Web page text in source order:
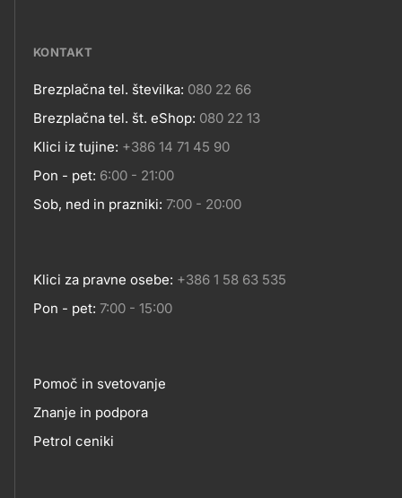
KONTAKT
Kontakt
Brezplačna tel. številka: 080 22 66
Brezplačna tel. št. eShop: 080 22 13
Klici iz tujine: +386 14 71 45 90
Pon - pet: 6:00 - 21:00
Sob, ned in prazniki: 7:00 - 20:00
Klici za pravne osebe: +386 1 58 63 535
Pon - pet: 7:00 - 15:00
Footer
links
Pomoč in svetovanje
Znanje in podpora
Petrol ceniki